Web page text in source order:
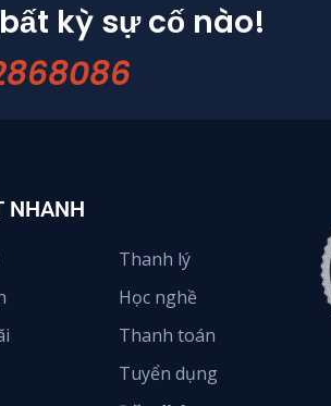
kỳ sự cố nào!
NHANH
Thanh lý
Học nghề
Thanh toán
Tuyển dụng